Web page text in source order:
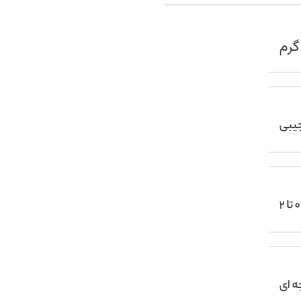
ای